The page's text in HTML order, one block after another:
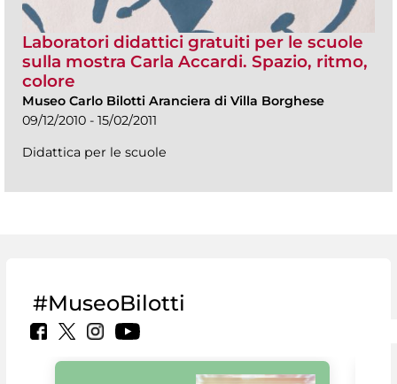
Laboratori didattici gratuiti per le scuole
sulla mostra Carla Accardi. Spazio, ritmo,
colore
Museo Carlo Bilotti Aranciera di Villa Borghese
09/12/2010 - 15/02/2011
Didattica per le scuole
#MuseoBilotti